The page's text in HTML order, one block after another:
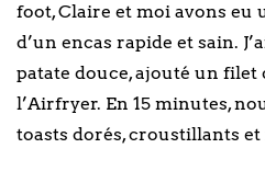
foot, Claire et moi avons eu
d’un encas rapide et sain.
patate douce, ajouté un filet
l’Airfryer. En 15 minutes,
toasts dorés, croustillants